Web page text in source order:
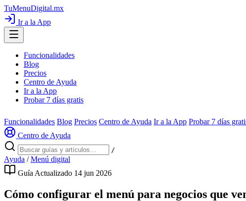
TuMenuDigital.mx
Ir a la App
Funcionalidades
Blog
Precios
Centro de Ayuda
Ir a la App
Probar 7 días gratis
Funcionalidades Blog Precios Centro de Ayuda Ir a la App Probar 7 días
Centro de Ayuda
/
Ayuda / Menú digital
Guía Actualizado 14 jun 2026
Cómo configurar el menú para negocios que